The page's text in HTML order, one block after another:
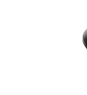
Ricambi tutti i modelli
Découvrez tous les